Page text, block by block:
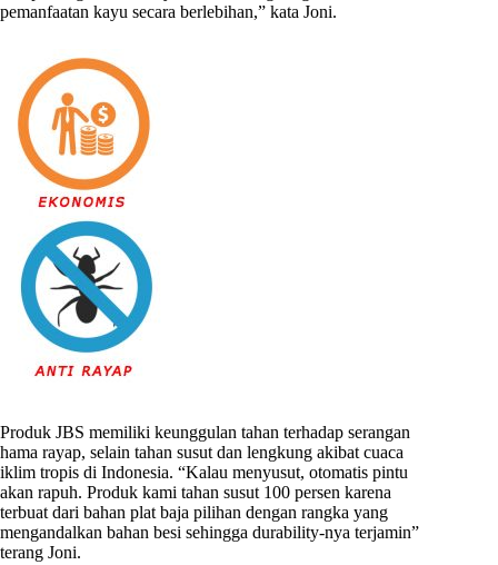
pemanfaatan kayu secara berlebihan,” kata Joni.
Produk JBS memiliki keunggulan tahan terhadap serangan
hama rayap, selain tahan susut dan lengkung akibat cuaca
iklim tropis di Indonesia. “Kalau menyusut, otomatis pintu
akan rapuh. Produk kami tahan susut 100 persen karena
terbuat dari bahan plat baja pilihan dengan rangka yang
mengandalkan bahan besi sehingga durability-nya terjamin”
terang Joni.